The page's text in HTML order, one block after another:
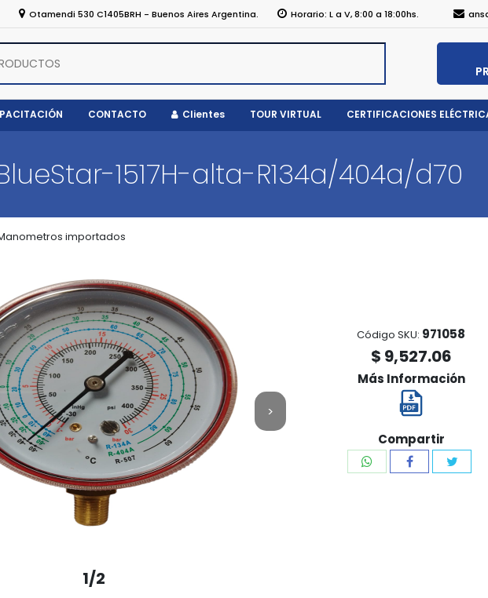
Otamendi 530 C1405BRH - Buenos Aires Argentina. Horario: L a V, 8:00 a 18:00hs.
CONTACTO Clientes TOUR VIRTUAL CERTIFICACIONES
1517H-alta-R134a/404a/d70
importados
>
1/2
Código SKU: 971058
$ 9,527.06
Más Información
Compartir